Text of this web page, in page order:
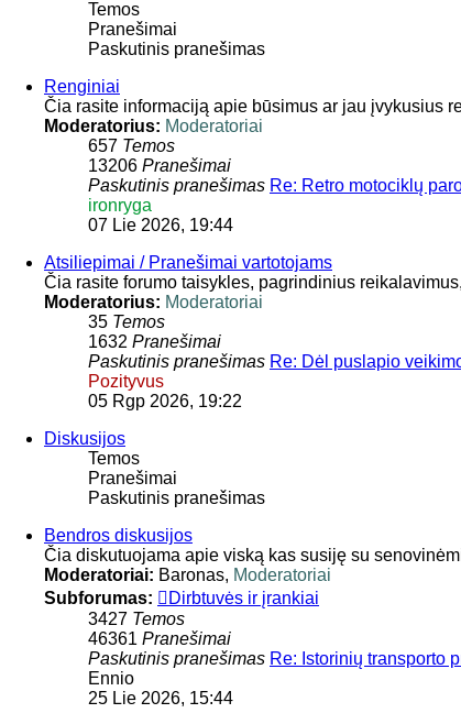
Temos
Pranešimai
Paskutinis pranešimas
Renginiai
Čia rasite informaciją apie būsimus ar jau įvykusius
Moderatorius: Moderatoriai
657 Temos
13206 Pranešimai
Paskutinis pranešimas Re: Retro motociklų
ironryga
07 Lie 2026, 19:44
Atsiliepimai / Pranešimai vartotojams
Čia rasite forumo taisykles, pagrindinius
Moderatorius: Moderatoriai
35 Temos
1632 Pranešimai
Paskutinis pranešimas Re: Dėl puslapio
Pozityvus
05 Rgp 2026, 19:22
Diskusijos
Temos
Pranešimai
Paskutinis pranešimas
Bendros diskusijos
Čia diskutuojama apie viską kas susiję su
Moderatoriai: Baronas, Moderatoriai
Subforumas:
Dirbtuvės ir įrankiai
3427 Temos
46361 Pranešimai
Paskutinis pranešimas Re: Istorinių transporto
Ennio
25 Lie 2026, 15:44